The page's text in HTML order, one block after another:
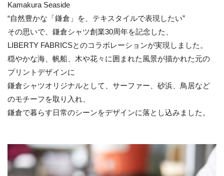
Kamakura Seaside
“自然豊かな「鎌倉」を、テキスタイルで表現したい”
その思いで、鎌倉シャツ創業30周年を記念した、
LIBERTY FABRICSとのコラボレーションが実現しました。
穏やかな海、帆船、木や花々に囲まれた風景が描かれた元の
プリントデザインに
鎌倉シャツオリジナルとして、サーファー、砂浜、鳥居など
のモチーフを取り入れ、
鎌倉で暮らす日常のシーンをデザインに落とし込みました。